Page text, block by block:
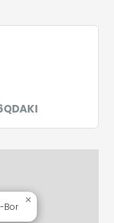
Bor
×